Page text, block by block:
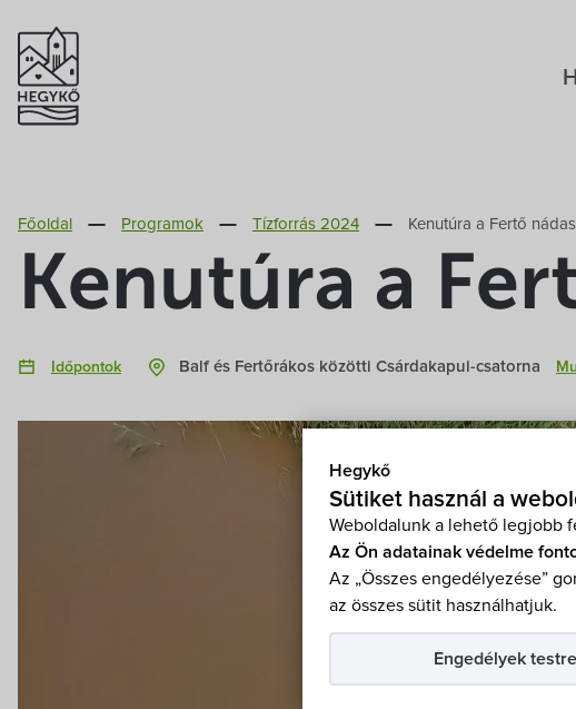
Hegykő
Sütiket használ a
Weboldalunk a lehető legjobb
Az Ön adatainak védelme
Az „Összes engedélyezése”
az összes sütit használhatjuk.
Engedélyek
Főoldal Programok Tízforrás 2024 Kenutúra a Fertő
Kenutúra a
Időpontok Balf és Fertőrákos közötti Csárdakapui-csatorna